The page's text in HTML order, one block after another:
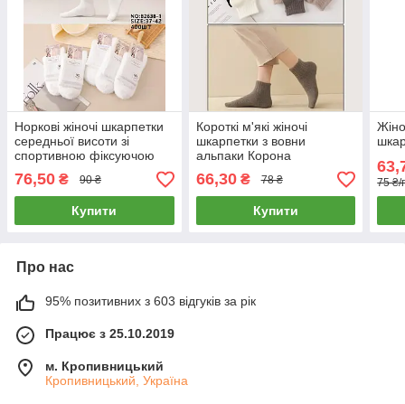
Норкові жіночі шкарпетки
середньої висоти зі
спортивною фіксуючою
76,50 ₴ 90 ₴
Купити
Короткі м'які жіночі
шкарпетки з вовни
альпаки Корона
66,30₴ 78 ₴
Купити
75 ₴/
Про нас
95% позитивних з 603 відгуків за рік
Працює з 25.10.2019
м. Кропивницький
Кропивницький, Україна